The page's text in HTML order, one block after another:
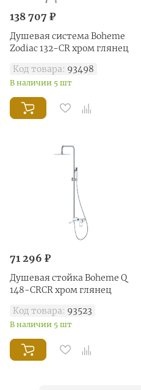
138 707 ₽
Душевая система Boheme
Zodiac 132-CR хром глянец
Код товара: 93498
В наличии 5 шт
71 296 ₽
Душевая стойка Boheme Q
148-CRCR хром глянец
Код товара: 93523
В наличии 5 шт